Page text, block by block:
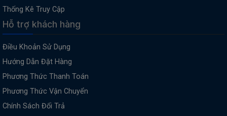
Thống Kê Truy Cập
Hỗ trợ khách hàng
Điều Khoản Sử Dụng
Hướng Dẫn Đặt Hàng
Phương Thức Thanh Toán
Phương Thức Vận Chuyển
Chính Sách Đổi Trả